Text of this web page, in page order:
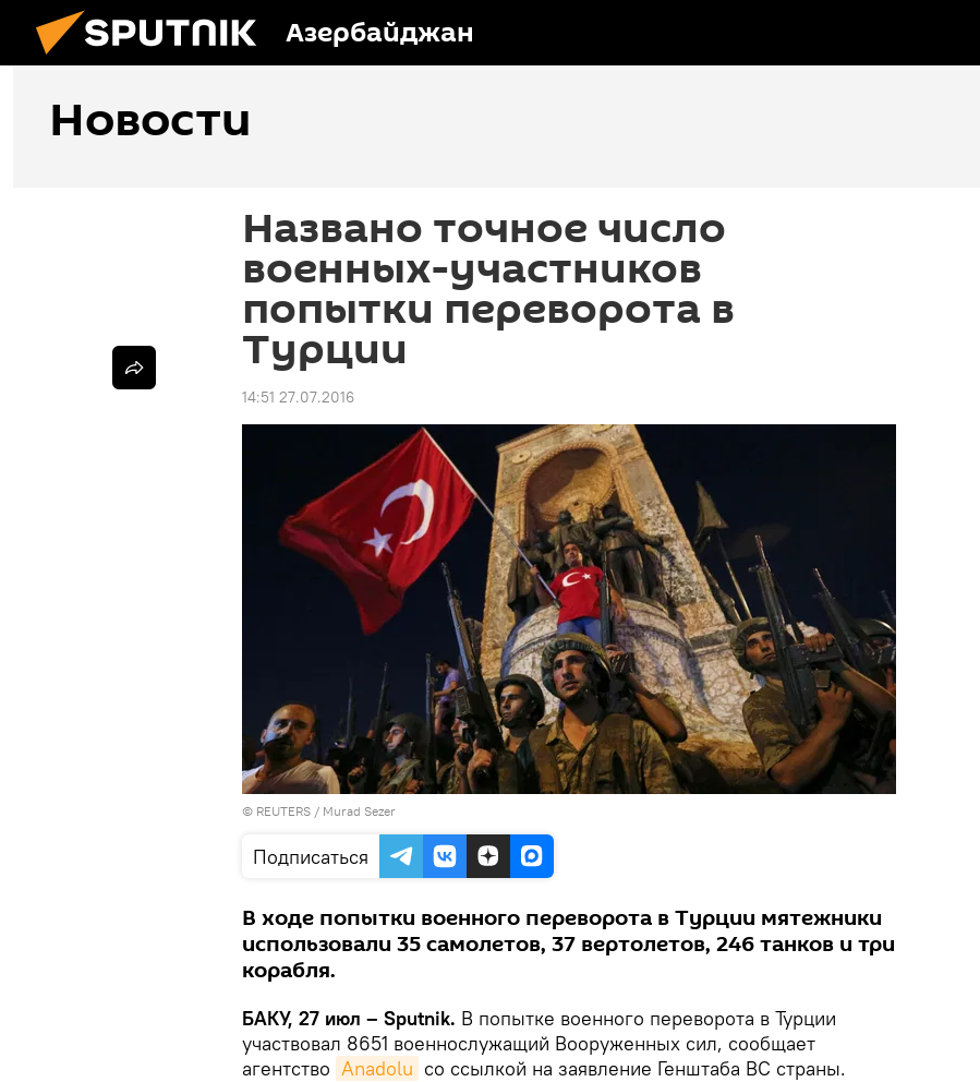
Азербайджан
Новости
Названо точное число
военных-участников
попытки переворота в
Турции
14:51 27.07.2016
© REUTERS / Murad Sezer
Подписаться
В ходе попытки военного переворота в Турции мятежники
использовали 35 самолетов, 37 вертолетов, 246 танков и три
корабля.
БАКУ, 27 июл – Sputnik. В попытке военного переворота в Турции
участвовал 8651 военнослужащий Вооруженных сил, сообщает
агентство Anadolu со ссылкой на заявление Генштаба ВС страны.